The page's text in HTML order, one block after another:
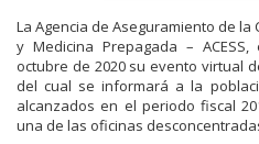
La Agencia de Aseguramiento de
y Medicina Prepagada –
octubre de 2020 su evento virtual
del cual se informará a la
alcanzados en el periodo fiscal
una de las oficinas